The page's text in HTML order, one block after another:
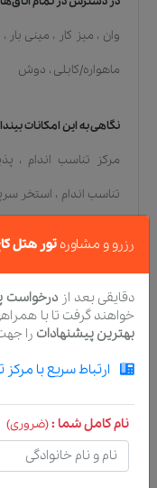
وان ، میز کار ، مینی بار ،
ماهواره/کابلی ، دوش
نگاهی به این امکانات
مرکز تناسب اندام ،
تناسب اندام ، استخر
اتاق‌های بدون
دوستدار حیوانات [هزینه
ویژگی‌های ایمنی/
رزرو و مشاوره تور هتل
دقایقی بعد ازدرخواست
خواهند گرفت تا با
بهترین پیشنهادات را
ارتباط سریع با
نام کامل شما :(ضروری)